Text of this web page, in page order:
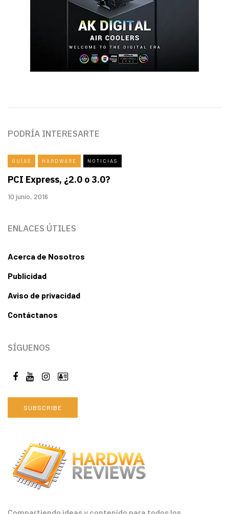
PODRÍA INTERESARTE
GUÍAS HARDWARE NOTICIAS
PCI Express, ¿2.0 o 3.0?
10 junio, 2016
ENLACES ÚTILES
Acerca de Nosotros
Publicidad
Aviso de privacidad
Contáctanos
SÍGUENOS
SUBSCRIBE